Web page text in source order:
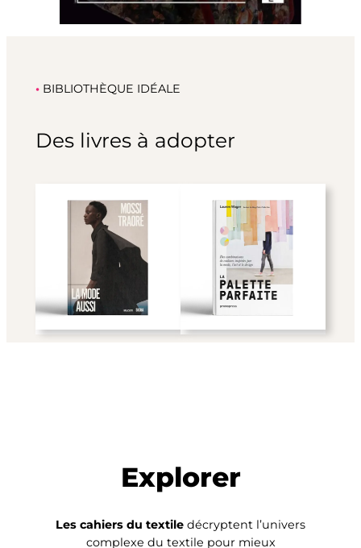
•BIBLIOTHÈQUE IDÉALE
Des livres à adopter
Explorer
Les cahiers du textile décryptent l’univers
complexe du textile pour mieux